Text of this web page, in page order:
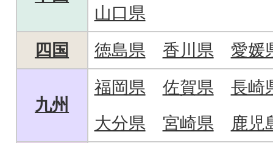
山口県
四国
徳島県 香川県 愛媛
九州
福岡県 佐賀県
長崎
大分県
宮崎県
鹿児